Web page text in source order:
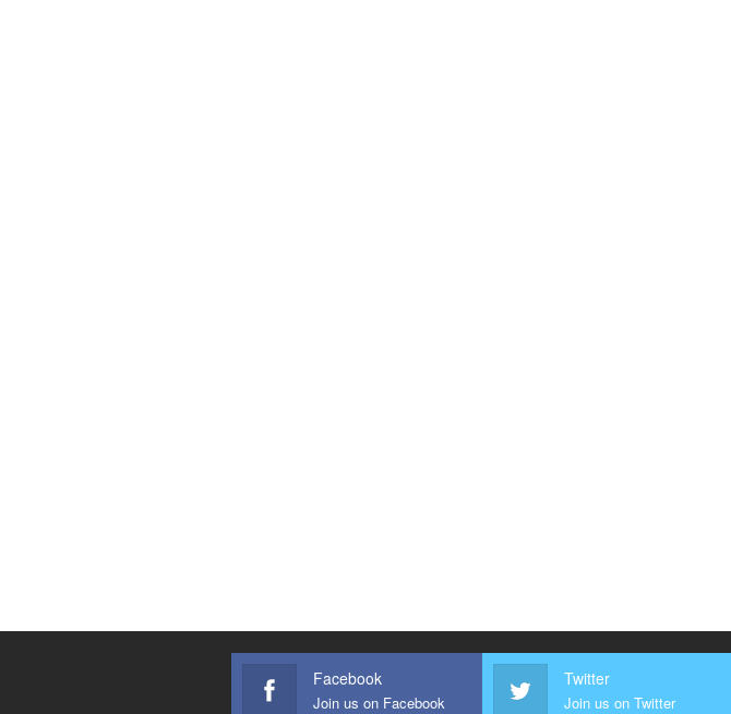
Facebook
Join us on Facebook
Twitter
Join us on Twitter